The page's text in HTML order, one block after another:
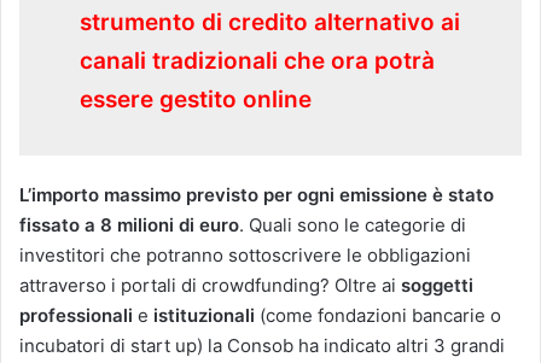
strumento di credito alternativo ai
canali tradizionali che ora potrà
essere gestito online
L’importo massimo previsto per ogni emissione è stato
fissato a 8 milioni di euro. Quali sono le categorie di
investitori che potranno sottoscrivere le obbligazioni
attraverso i portali di crowdfunding? Oltre ai soggetti
professionali e istituzionali (come fondazioni bancarie o
incubatori di start up) la Consob ha indicato altri 3 grandi